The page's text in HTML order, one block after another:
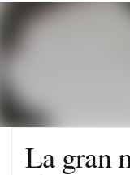
La gran